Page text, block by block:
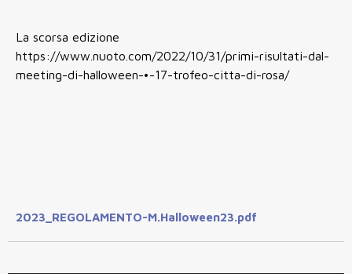
La scorsa edizione
https://www.nuoto.com/2022/10/31/primi-risultati-dal-
meeting-di-halloween-•-17-trofeo-citta-di-rosa/
2023_REGOLAMENTO-M.Halloween23.pdf